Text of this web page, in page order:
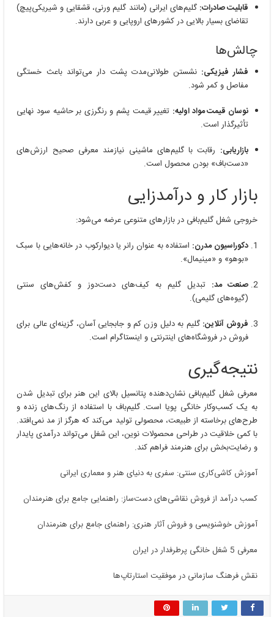
قابلیت صادرات: گلیم‌های ایرانی (مانند گلیم ورنی، قشقایی و شیریکی‌پیچ)
تقاضای بسیار بالایی در کشورهای اروپایی و عربی دارند.
چالش‌ها
فشار فیزیکی: نشستن طولانی‌مدت پشت دار می‌تواند باعث خستگی
مفاصل و کمر شود.
نوسان قیمت مواد اولیه: تغییر قیمت پشم و رنگرزی بر حاشیه سود نهایی
تأثیرگذار است.
بازاریابی: رقابت با گلیم‌های ماشینی نیازمند معرفی صحیح ارزش‌های
«دست‌باف» بودن محصول است.
بازار کار و درآمدزایی
خروجی شغل گلیم‌بافی در بازارهای متنوعی عرضه می‌شود:
دکوراسیون مدرن: استفاده به عنوان رانر یا دیوارکوب در خانه‌هایی با سبک
«بوهو» و «مینیمال».
صنعت مد: تبدیل گلیم به کیف‌های دست‌دوز و کفش‌های سنتی
(گیوه‌های گلیمی).
فروش آنلاین: گلیم به دلیل وزن کم و جابجایی آسان، گزینه‌ای عالی برای
فروش در فروشگاه‌های اینترنتی و اینستاگرام است.
نتیجه‌گیری
معرفی شغل گلیم‌بافی نشان‌دهنده پتانسیل بالای این هنر برای تبدیل شدن
به یک کسب‌وکار خانگی پویا است. گلیم‌باف با استفاده از رنگ‌های زنده و
طرح‌های برخاسته از طبیعت، محصولی تولید می‌کند که هرگز از مد نمی‌افتد.
با کمی خلاقیت در طراحی محصولات نوین، این شغل می‌تواند درآمدی پایدار
و رضایت‌بخش برای هنرمند فراهم کند.
آموزش کاشی‌کاری سنتی: سفری به دنیای هنر و معماری ایرانی
کسب درآمد از فروش نقاشی‌های دست‌ساز: راهنمایی جامع برای هنرمندان
آموزش خوشنویسی و فروش آثار هنری: راهنمای جامع برای هنرمندان
معرفی 5 شغل خانگی پرطرفدار در ایران
نقش فرهنگ سازمانی در موفقیت استارتاپ‌ها